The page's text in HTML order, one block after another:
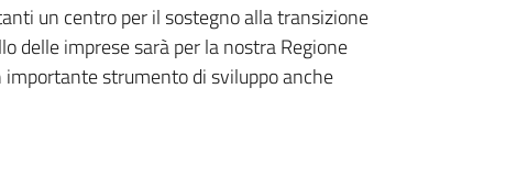
un centro per il sostegno alla transizione
delle imprese sarà per la nostra Regione
importante strumento di sviluppo anche